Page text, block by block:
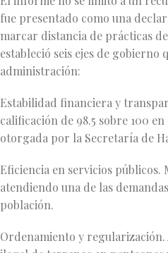
fue presentado como una
marcar distancia de prácticas
estableció seis ejes de gobierno
administración:
Estabilidad financiera y
calificación de 98.5 sobre 100
otorgada por la Secretaría de
Eficiencia en servicios públicos.
atendiendo una de las
población.
Ordenamiento y regularización.